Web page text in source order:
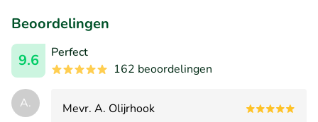
Beoordelingen
9.6
Perfect
162 beoordelingen
A.
Mevr. A. Olijrhook